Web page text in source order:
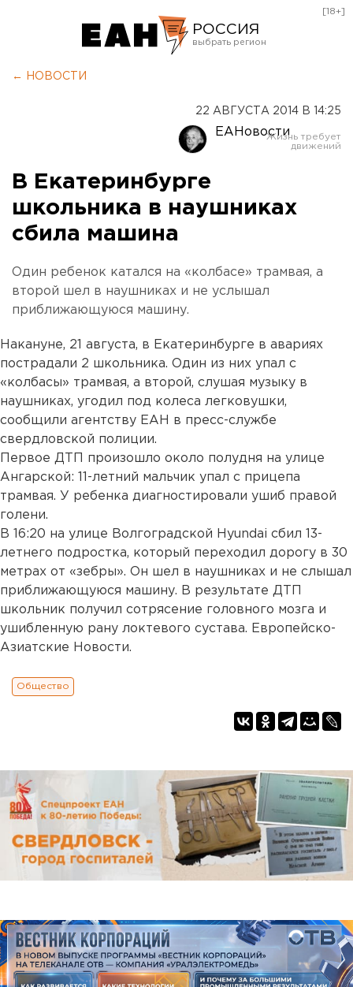
РОССИЯ
Оренбург
[18+]
← НОВОСТИ
22 АВГУСТА 2014 В 14:25
ЕАНовости
В Екатеринбурге
школьника в наушниках
сбила машина
Один ребенок катался на «колбасе» трамвая, а
второй шел в наушниках и не услышал
приближающуюся машину.
Накануне, 21 августа, в Екатеринбурге в авариях
пострадали 2 школьника. Один из них упал с
«колбасы» трамвая, а второй, слушая музыку в
наушниках, угодил под колеса легковушки,
сообщили агентству ЕАН в пресс-службе
свердловской полиции.
Первое ДТП произошло около полудня на улице
Ангарской: 11-летний мальчик упал с прицепа
трамвая. У ребенка диагностировали ушиб правой
голени.
В 16:20 на улице Волгоградской Hyundai сбил 13-
летнего подростка, который переходил дорогу в 30
метрах от «зебры». Он шел в наушниках и не слышал
приближающуюся машину. В результате ДТП
школьник получил сотрясение головного мозга и
ушибленную рану локтевого сустава. Европейско-
Азиатские Новости.
Общество